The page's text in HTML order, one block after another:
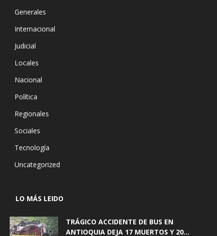
Generales
Internacional
Judicial
Locales
Nacional
Política
Regionales
Sociales
Tecnología
Uncategorized
LO MÁS LEIDO
TRÁGICO ACCIDENTE DE BUS EN
ANTIOQUIA DEJA 17 MUERTOS Y 20...